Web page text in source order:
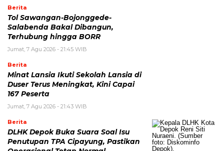
Berita
Tol Sawangan-Bojonggede-
Salabenda Bakal Dibangun,
Terhubung hingga BORR
Jumat, 7 Agu 2026 - 21:45 WIB
Berita
Minat Lansia Ikuti Sekolah Lansia di
Duser Terus Meningkat, Kini Capai
167 Peserta
Jumat, 7 Agu 2026 - 21:43 WIB
Berita
DLHK Depok Buka Suara Soal Isu
Penutupan TPA Cipayung, Pastikan